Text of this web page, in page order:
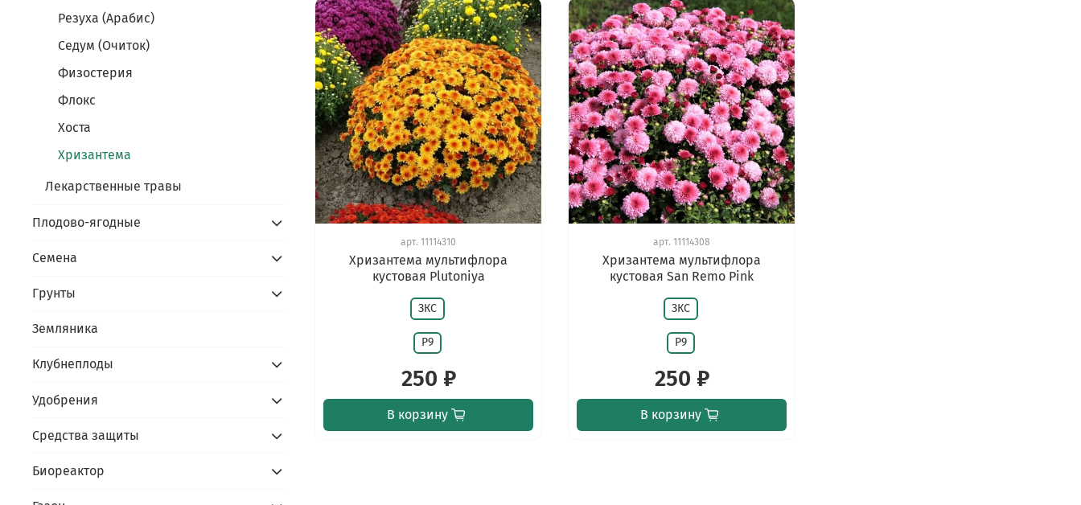
арт.11114310
Хризантема мультифлора
кустовая Plutoniya
ЗКС
Р9
250 ₽
В корзину
арт.11114308
Хризантема мультифлора
кустовая San Remo Pink
ЗКС
Р9
250 ₽
В корзину
Резуха (Арабис)
Седум (Очиток)
Физостерия
Флокс
Хоста
Хризантема
Лекарственные травы
Плодово-ягодные
Семена
Грунты
Земляника
Клубнеплоды
Удобрения
Средства защиты
Биореактор